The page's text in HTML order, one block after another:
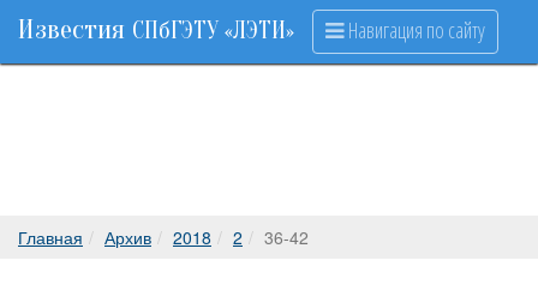
Известия СПбГЭТУ «ЛЭТИ» Навигация по сайту
Главная Архив 2018 2 36-42